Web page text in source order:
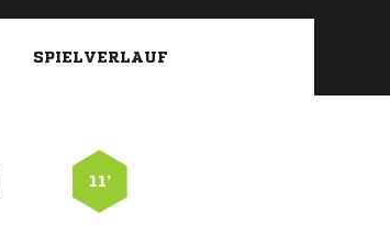
SPIELVERLAUF
11’